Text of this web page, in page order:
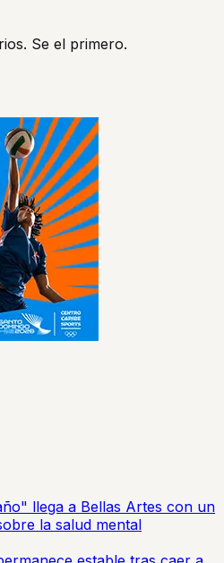
Se el primero.
llega a Bellas Artes con un
la salud mental